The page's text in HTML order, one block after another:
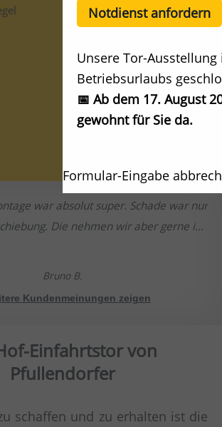
war absolut super. Schade war nur
Die nehmen wir aber gerne in
Bruno B.
Kundenmeinungen zeigen
Einfahrtstor von
Pfullendorfer
schaffen und zu erhalten ist die
Notdienst anfordern
Unsere Tor-
Betriebsurlaubs
📅 Ab dem 17. August
gewohnt für Sie da.
Formular-Eingabe